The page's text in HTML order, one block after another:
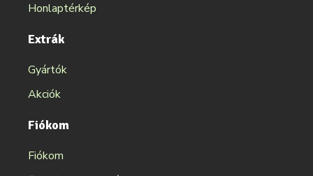
Honlaptérkép
Extrák
Gyártók
Akciók
Fiókom
Fiókom